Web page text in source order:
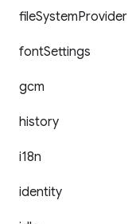
fileSystemProvider
fontSettings
gcm
history
i18n
identity